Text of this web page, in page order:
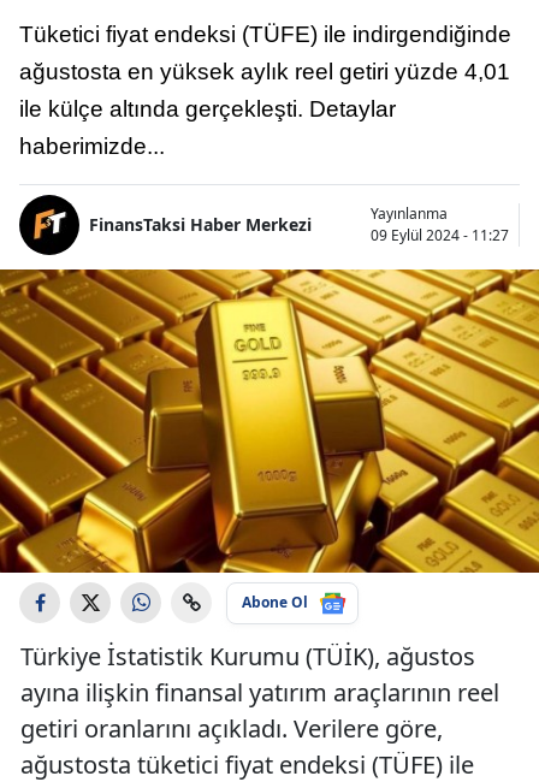
Tüketici fiyat endeksi (TÜFE) ile indirgendiğinde
ağustosta en yüksek aylık reel getiri yüzde 4,01
ile külçe altında gerçekleşti. Detaylar
haberimizde...
FinansTaksi Haber Merkezi
Yayınlanma
09 Eylül 2024 - 11:27
Abone Ol
Türkiye İstatistik Kurumu (TÜİK), ağustos
ayına ilişkin finansal yatırım araçlarının reel
getiri oranlarını açıkladı. Verilere göre,
ağustosta tüketici fiyat endeksi (TÜFE) ile